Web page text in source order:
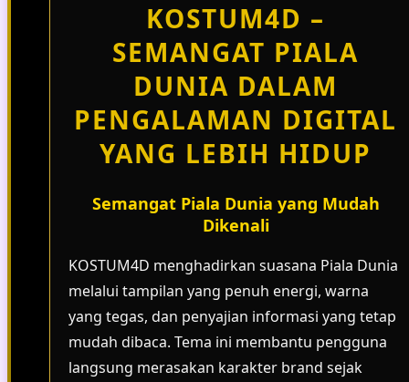
KOSTUM4D –
SEMANGAT PIALA
DUNIA DALAM
PENGALAMAN DIGITAL
YANG LEBIH HIDUP
Semangat Piala Dunia yang Mudah
Dikenali
KOSTUM4D menghadirkan suasana Piala Dunia
melalui tampilan yang penuh energi, warna
yang tegas, dan penyajian informasi yang tetap
mudah dibaca. Tema ini membantu pengguna
langsung merasakan karakter brand sejak